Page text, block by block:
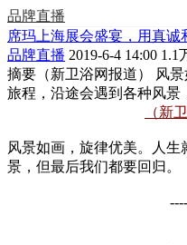
品牌直播
席玛上海展会盛宴，用真诚
品牌直播 2019-6-4 14:00 1.1
摘要 （新卫浴网报道） 风
旅程，沿途会遇到各种风景
（新
风景如画，旋律优美。人
景，但最后我们都要回归。
----《菊次郎